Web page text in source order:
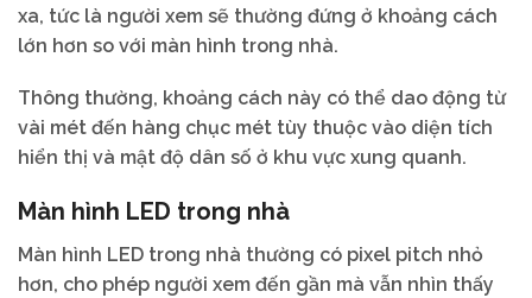
xa, tức là người xem sẽ thường đứng ở khoảng cách
lớn hơn so với màn hình trong nhà.
Thông thường, khoảng cách này có thể dao động từ
vài mét đến hàng chục mét tùy thuộc vào diện tích
hiển thị và mật độ dân số ở khu vực xung quanh.
Màn hình LED trong nhà
Màn hình LED trong nhà thường có pixel pitch nhỏ
hơn, cho phép người xem đến gần mà vẫn nhìn thấy